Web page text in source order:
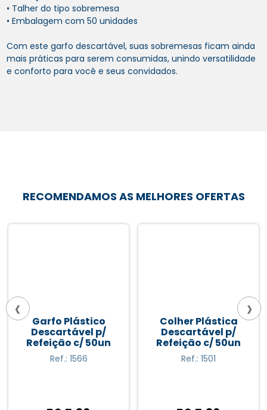
• Talher do tipo sobremesa
• Embalagem com 50 unidades
Com este garfo descartável, suas sobremesas ficam ainda
mais práticas para serem consumidas, unindo versatilidade
e conforto para você e seus convidados.
RECOMENDAMOS AS MELHORES OFERTAS
Garfo Plástico
Descartável p/
Refeição c/ 50un
Ref.: 1566
Colher Plástica
Descartável p/
Refeição c/ 50un
Ref.: 1501
‹ ›